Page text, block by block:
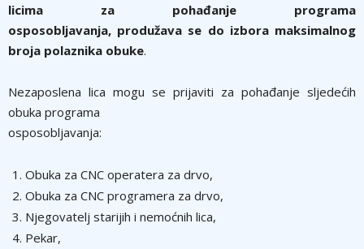
licima za pohađanje programa
osposobljavanja, produžava se do izbora maksimalnog
broja polaznika obuke.
Nezaposlena lica mogu se prijaviti za pohađanje sljedećih
obuka programa
osposobljavanja:
Obuka za CNC operatera za drvo,
Obuka za CNC programera za drvo,
Njegovatelj starijih i nemoćnih lica,
Pekar,